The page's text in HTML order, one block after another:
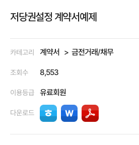
저당권설정 계약서예제
카테고리 계약서 금전거래/채무
조회수 8,553
이용등급 유료회원
다운로드